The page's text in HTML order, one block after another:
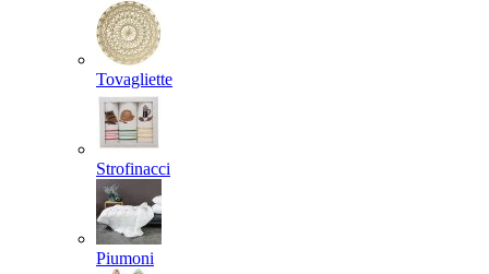
Tovagliette
Strofinacci
Piumoni